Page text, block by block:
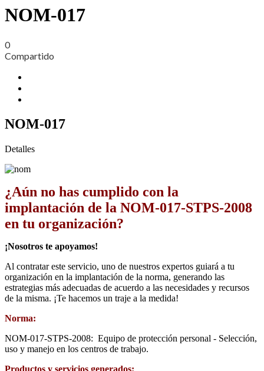
NOM-017
0
Compartido
NOM-017
Detalles
¿Aún no has cumplido con la
implantación de la NOM-017-STPS-2008
en tu organización?
¡Nosotros te apoyamos!
Al contratar este servicio, uno de nuestros expertos guiará a tu
organización en la implantación de la norma, generando las
estrategias más adecuadas de acuerdo a las necesidades y recursos
de la misma. ¡Te hacemos un traje a la medida!
Norma:
NOM-017-STPS-2008: Equipo de protección personal - Selección,
uso y manejo en los centros de trabajo.
Productos y servicios generados: